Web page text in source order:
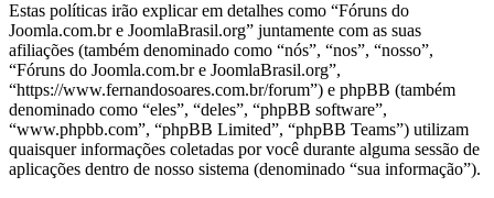
Estas políticas irão explicar em detalhes como “Fóruns do
Joomla.com.br e JoomlaBrasil.org” juntamente com as suas
afiliações (também denominado como “nós”, “nos”, “nosso”,
“Fóruns do Joomla.com.br e JoomlaBrasil.org”,
“https://www.fernandosoares.com.br/forum”) e phpBB (também
denominado como “eles”, “deles”, “phpBB software”,
“www.phpbb.com”, “phpBB Limited”, “phpBB Teams”) utilizam
quaisquer informações coletadas por você durante alguma sessão de
aplicações dentro de nosso sistema (denominado “sua informação”).